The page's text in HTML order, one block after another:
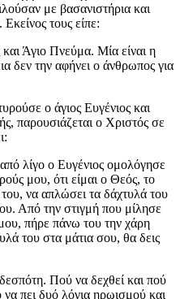
με βασανιστήρια και
τους είπε:
Άγιο Πνεύμα. Μία είναι η
δεν την αφήνει ο άνθρωπος για
ο άγιος Ευγένιος και
παρουσιάζεται ο Χριστός σε
λίγο ο Ευγένιος ομολόγησε
μου, ότι είμαι ο Θεός, το
να απλώσει τα δάχτυλά του
Από την στιγμή που μίλησε
πήρε πάνω του την χάρη
του στα μάτια σου, θα δεις
Πού να δεχθεί και πού
πει δυό λόγια ηρωισμού και